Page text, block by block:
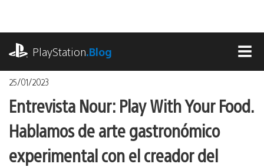
contenido
PlayStation.Blog
25/01/2023
Entrevista Nour: Play With Your Food.
Hablamos de arte gastronómico
experimental con el creador del